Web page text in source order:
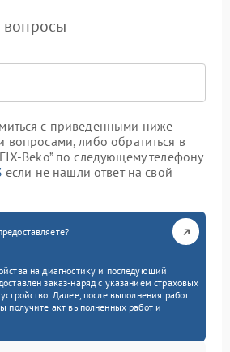
вопросы
с приведенными ниже
вопросами, либо обратиться в
Beko” по следующему телефону
если не нашли ответ на свой
на диагностику и последующий
заказ-наряд с указанием страховых
Далее, после выполнения работ
получите акт выполненных работ и